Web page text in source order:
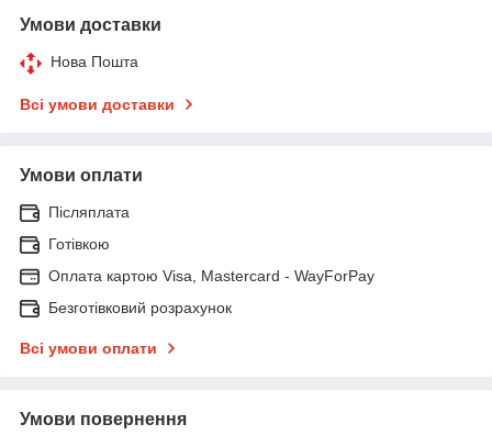
Умови доставки
Нова Пошта
Всі умови доставки
Умови оплати
Післяплата
Готівкою
Оплата картою Visa, Mastercard - WayForPay
Безготівковий розрахунок
Всі умови оплати
Умови повернення